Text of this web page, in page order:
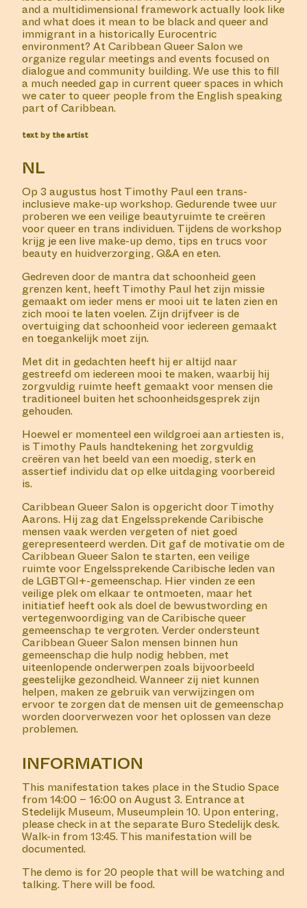
and a multidimensional framework actually look like
and what does it mean to be black and queer and
immigrant in a historically Eurocentric
environment? At Caribbean Queer Salon we
organize regular meetings and events focused on
dialogue and community building. We use this to fill
a much needed gap in current queer spaces in which
we cater to queer people from the English speaking
part of Caribbean.
text by the artist
NL
Op 3 augustus host Timothy Paul een trans-
inclusieve make-up workshop. Gedurende twee uur
proberen we een veilige beautyruimte te creëren
voor queer en trans individuen. Tijdens de workshop
krijg je een live make-up demo, tips en trucs voor
beauty en huidverzorging, Q&A en eten.
Gedreven door de mantra dat schoonheid geen
grenzen kent, heeft Timothy Paul het zijn missie
gemaakt om ieder mens er mooi uit te laten zien en
zich mooi te laten voelen. Zijn drijfveer is de
overtuiging dat schoonheid voor iedereen gemaakt
en toegankelijk moet zijn.
Met dit in gedachten heeft hij er altijd naar
gestreefd om iedereen mooi te maken, waarbij hij
zorgvuldig ruimte heeft gemaakt voor mensen die
traditioneel buiten het schoonheidsgesprek zijn
gehouden.
Hoewel er momenteel een wildgroei aan artiesten is,
is Timothy Pauls handtekening het zorgvuldig
creëren van het beeld van een moedig, sterk en
assertief individu dat op elke uitdaging voorbereid
is.
Caribbean Queer Salon is opgericht door Timothy
Aarons. Hij zag dat Engelssprekende Caribische
mensen vaak werden vergeten of niet goed
gerepresenteerd werden. Dit gaf de motivatie om de
Caribbean Queer Salon te starten, een veilige
ruimte voor Engelssprekende Caribische leden van
de LGBTQI+-gemeenschap. Hier vinden ze een
veilige plek om elkaar te ontmoeten, maar het
initiatief heeft ook als doel de bewustwording en
vertegenwoordiging van de Caribische queer
gemeenschap te vergroten. Verder ondersteunt
Caribbean Queer Salon mensen binnen hun
gemeenschap die hulp nodig hebben, met
uiteenlopende onderwerpen zoals bijvoorbeeld
geestelijke gezondheid. Wanneer zij niet kunnen
helpen, maken ze gebruik van verwijzingen om
ervoor te zorgen dat de mensen uit de gemeenschap
worden doorverwezen voor het oplossen van deze
problemen.
INFORMATION
This manifestation takes place in the Studio Space
from 14:00 – 16:00 on August 3. Entranceat
Stedelijk Museum, Museumplein 10. Upon entering,
please check in at the separate Buro Stedelijk desk.
Walk-in from 13:45. This manifestation will be
documented.
The demo is for 20 people that will be watching and
talking. There will be food.